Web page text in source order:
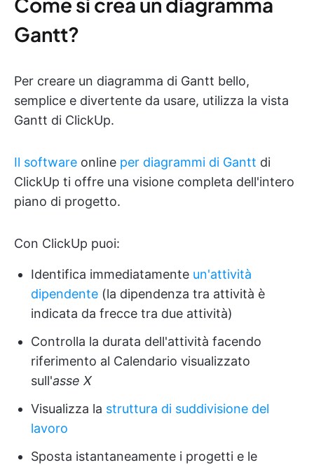
Gantt?
Per creare un diagramma di Gantt bello,
semplice e divertente da usare, utilizza la vista
Gantt di ClickUp.
Il software online per diagrammi di Gantt di
ClickUp ti offre una visione completa dell'intero
piano di progetto.
Con ClickUp puoi:
Identifica immediatamente un'attività
dipendente (la dipendenza tra attività è
indicata da frecce tra due attività)
Controlla la durata dell'attività facendo
riferimento al Calendario visualizzato
sull'asse X
Visualizza la struttura di suddivisione del
lavoro
Sposta istantaneamente i progetti e le